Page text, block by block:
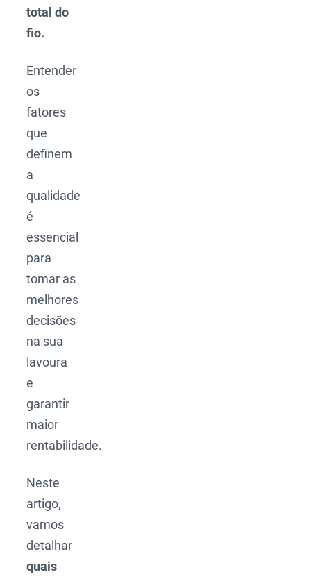
total do
fio.
Entender
os
fatores
que
definem
a
qualidade
é
essencial
para
tomar as
melhores
decisões
na sua
lavoura
e
garantir
maior
rentabilidade.
Neste
artigo,
vamos
detalhar
quais